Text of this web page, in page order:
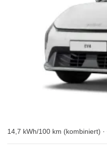
14,7 kWh/100 km (kombiniert)